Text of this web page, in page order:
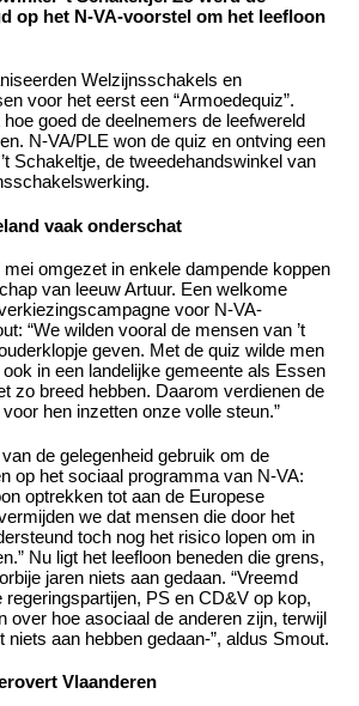
op het N-VA-voorstel om het leefloon
Welzijnsschakels en
voor het eerst een “Armoedequiz”.
goed de deelnemers de leefwereld
N-VA/PLE won de quiz en ontving een
Schakeltje, de tweedehandswinkel van
vaak onderschat
omgezet in enkele dampende koppen
van leeuw Artuur. Een welkome
voor N-VA-
“We wilden vooral de mensen van ’t
geven. Met de quiz wilde men
in een landelijke gemeente als Essen
zo breed hebben. Daarom verdienen de
hen inzetten onze volle steun.”
de gelegenheid gebruik om de
op het sociaal programma van N-VA:
optrekken tot aan de Europese
we dat mensen die door het
toch nog het risico lopen om in
Nu ligt het leefloon beneden die grens,
jaren niets aan gedaan. “Vreemd
regeringspartijen, PS en CD&V op kop,
over hoe asociaal de anderen zijn, terwijl
niets aan hebben gedaan-”, aldus Smout.
Vlaanderen